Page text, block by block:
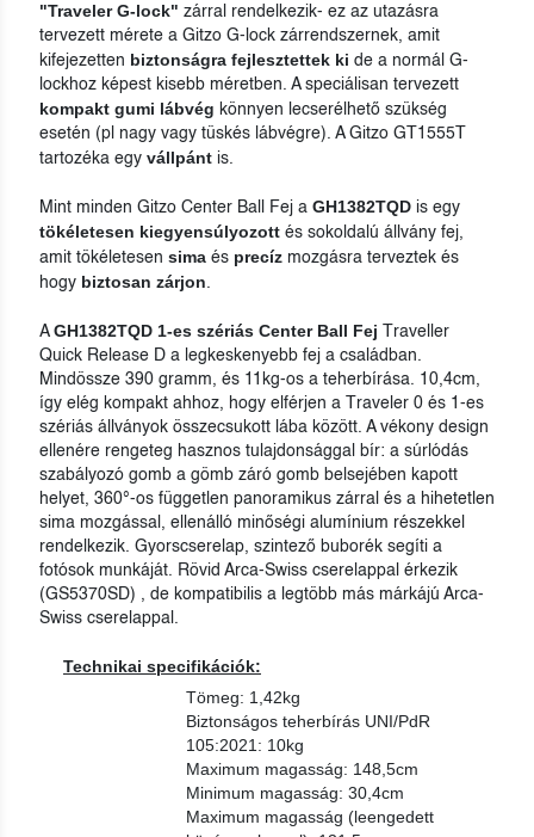
"Traveler G-lock" zárral rendelkezik- ez az utazásra
tervezett mérete a Gitzo G-lock zárrendszernek, amit
kifejezetten biztonságra fejlesztettek ki de a normál G-
lockhoz képest kisebb méretben. A speciálisan tervezett
kompakt gumi lábvég könnyen lecserélhető szükség
esetén (pl nagy vagy tüskés lábvégre). A Gitzo GT1555T
tartozéka egy vállpánt is.
Mint minden Gitzo Center Ball Fej a GH1382TQD is egy
tökéletesen kiegyensúlyozott és sokoldalú állvány fej,
amit tökéletesen sima és precíz mozgásra terveztek és
hogy biztosan zárjon
A GH1382TQD 1-es szériás Center Ball Fej Traveller
Quick Release D a legkeskenyebb fej a családban.
Mindössze 390 gramm, és 11kg-os a teherbírása. 10,4cm,
így elég kompakt ahhoz, hogy elférjen a Traveler 0 és 1-es
szériás állványok összecsukott lába között. A vékony design
ellenére rengeteg hasznos tulajdonsággal bír: a súrlódás
szabályozó gomb a gömb záró gomb belsejében kapott
helyet, 360°-os független panoramikus zárral és a hihetetlen
sima mozgással, ellenálló minőségi alumínium részekkel
rendelkezik. Gyorscserelap, szintező buborék segíti a
fotósok munkáját. Rövid Arca-Swiss cserelappal érkezik
(GS5370SD) , de kompatibilis a legtöbb más márkájú Arca-
Swiss cserelappal.
Technikai specifikációk:
Tömeg: 1,42kg
Biztonságos teherbírás UNI/PdR
105:2021: 10kg
Maximum magasság: 148,5cm
Minimum magasság: 30,4cm
Maximum magasság (leengedett